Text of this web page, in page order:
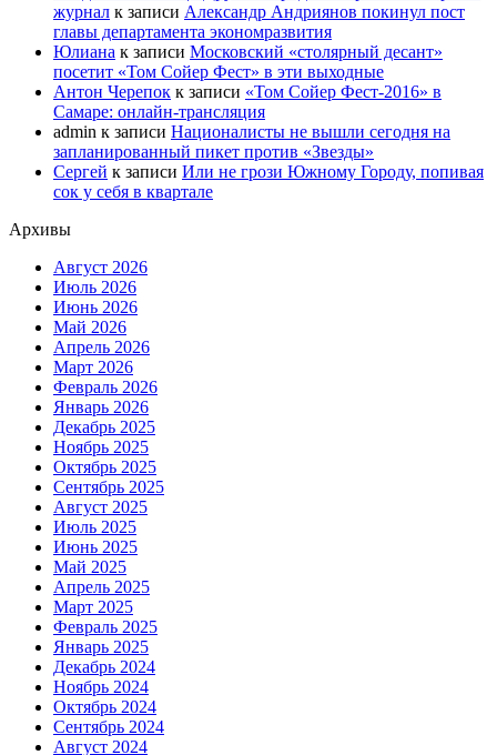
журнал к записи Александр Андриянов покинул пост
главы департамента экономразвития
Юлиана к записи Московский «столярный десант»
посетит «Том Сойер Фест» в эти выходные
Антон Черепок к записи «Том Сойер Фест-2016» в
Самаре: онлайн-трансляция
admin к записи Националисты не вышли сегодня на
запланированный пикет против «Звезды»
Сергей к записи Или не грози Южному Городу, попивая
сок у себя в квартале
Архивы
Август 2026
Июль 2026
Июнь 2026
Май 2026
Апрель 2026
Март 2026
Февраль 2026
Январь 2026
Декабрь 2025
Ноябрь 2025
Октябрь 2025
Сентябрь 2025
Август 2025
Июль 2025
Июнь 2025
Май 2025
Апрель 2025
Март 2025
Февраль 2025
Январь 2025
Декабрь 2024
Ноябрь 2024
Октябрь 2024
Сентябрь 2024
Август 2024